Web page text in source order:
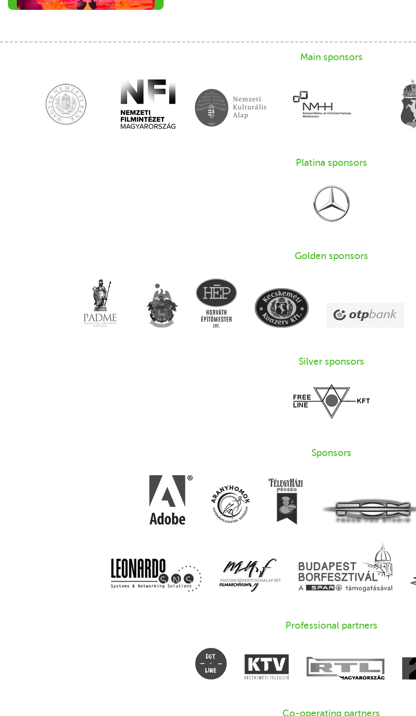
Main sponsors
Platina sponsors
Golden sponsors
Silver sponsors
Sponsors
Professional partners
Co-operating partners